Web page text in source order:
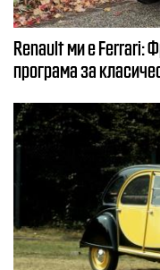
Renault ми е Ferrari:
програма за